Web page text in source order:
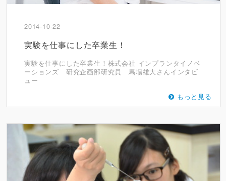
2014-10-22
実験を仕事にした卒業生！
実験を仕事にした卒業生！株式会社 インプランタイノベ
ーションズ 研究企画部研究員 馬場雄大さんインタビ
ュー
もっと見る